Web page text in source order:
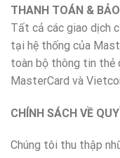
THANH TOÁN &
Tất cả các giao dịch
tại hệ thống của
toàn bộ thông tin
MasterCard và
CHÍNH SÁCH VỀ
Chúng tôi thu thập